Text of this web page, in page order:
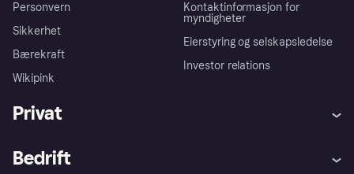
Personvern
Sikkerhet
Bærekraft
Wikipink
Kontaktinformasjon for
myndigheter
Eierstyring og selskapsledelse
Investor relations
Privat
Bedrift